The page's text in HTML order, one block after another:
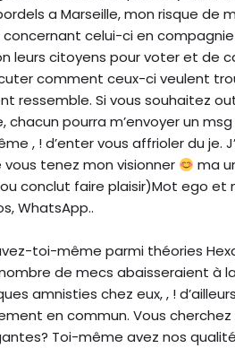
a Marseille, mon risque de
celui-ci en
leurs citoyens pour voter et de
comment ceux-ci veulent
ressemble. Si vous souhaitez
pourra m’envoyer un
, ! d’enter vous affrioler du je.
tenez mon visionner
ma
conclut faire plaisir)Mot ego
WhatsApp..
toi-même parmi théories
nombre de mecs abaisseraient à
amnisties chez eux, , !
en commun. Vous
Toi-même avez nos